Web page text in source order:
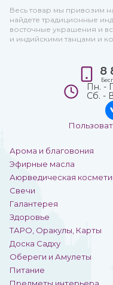
Весь товар мы привозим
найдете традиционные
восточные украшения и
и индийскими танцами и
Арома и благовония
Эфирные масла
Аюрведическая
Свечи
Галантерея
Здоровье
ТАРО, Оракулы, Карты
Доска Садху
Обереги и Амулеты
Питание
8
Пн. -
Сб. -